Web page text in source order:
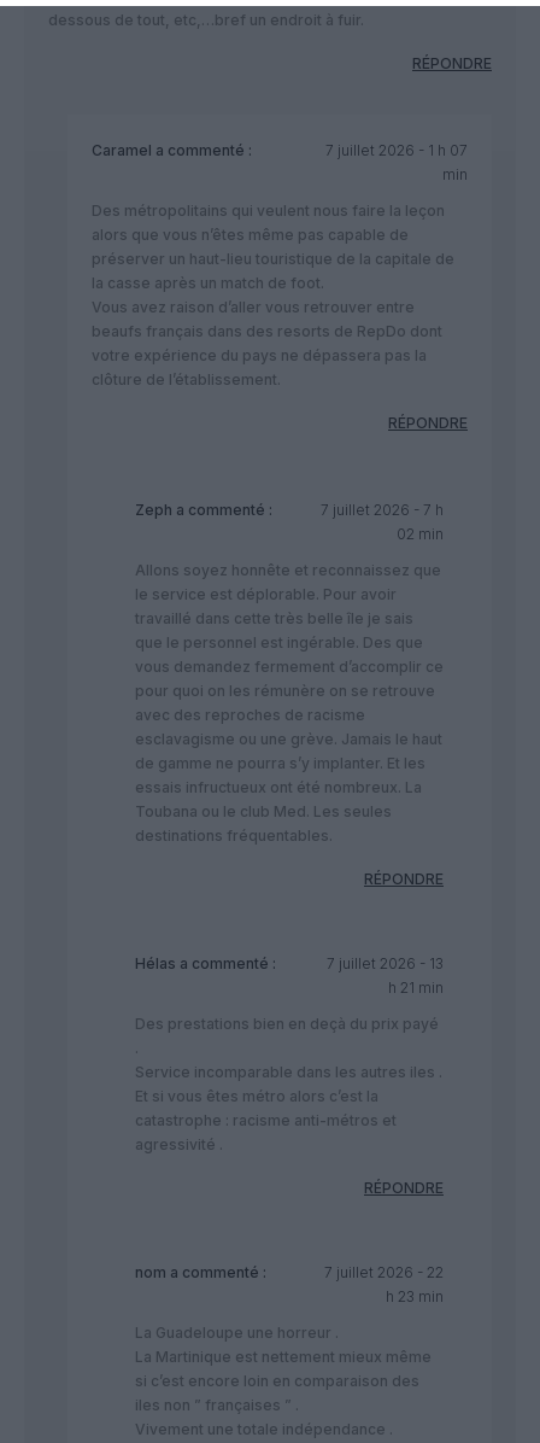
dessous de tout, etc,…bref un endroit à fuir.
RÉPONDRE
Caramel a commenté :
7 juillet 2026 - 1 h 07
min
Des métropolitains qui veulent nous faire la leçon
alors que vous n’êtes même pas capable de
préserver un haut-lieu touristique de la capitale de
la casse après un match de foot.
Vous avez raison d’aller vous retrouver entre
beaufs français dans des resorts de RepDo dont
votre expérience du pays ne dépassera pas la
clôture de l’établissement.
RÉPONDRE
Zeph a commenté :
7 juillet 2026 - 7 h
02 min
Allons soyez honnête et reconnaissez que
le service est déplorable. Pour avoir
travaillé dans cette très belle île je sais
que le personnel est ingérable. Des que
vous demandez fermement d’accomplir ce
pour quoi on les rémunère on se retrouve
avec des reproches de racisme
esclavagisme ou une grève. Jamais le haut
de gamme ne pourra s’y implanter. Et les
essais infructueux ont été nombreux. La
Toubana ou le club Med. Les seules
destinations fréquentables.
RÉPONDRE
Hélas a commenté :
7 juillet 2026 - 13
h 21 min
Des prestations bien en deçà du prix payé
Service incomparable dans les autres iles .
Et si vous êtes métro alors c’est la
catastrophe : racisme anti-métros et
agressivité .
RÉPONDRE
nom a commenté :
7 juillet 2026 - 22
h 23 min
La Guadeloupe une horreur .
La Martinique est nettement mieux même
si c’est encore loin en comparaison des
iles non ” françaises ” .
Vivement une totale indépendance .